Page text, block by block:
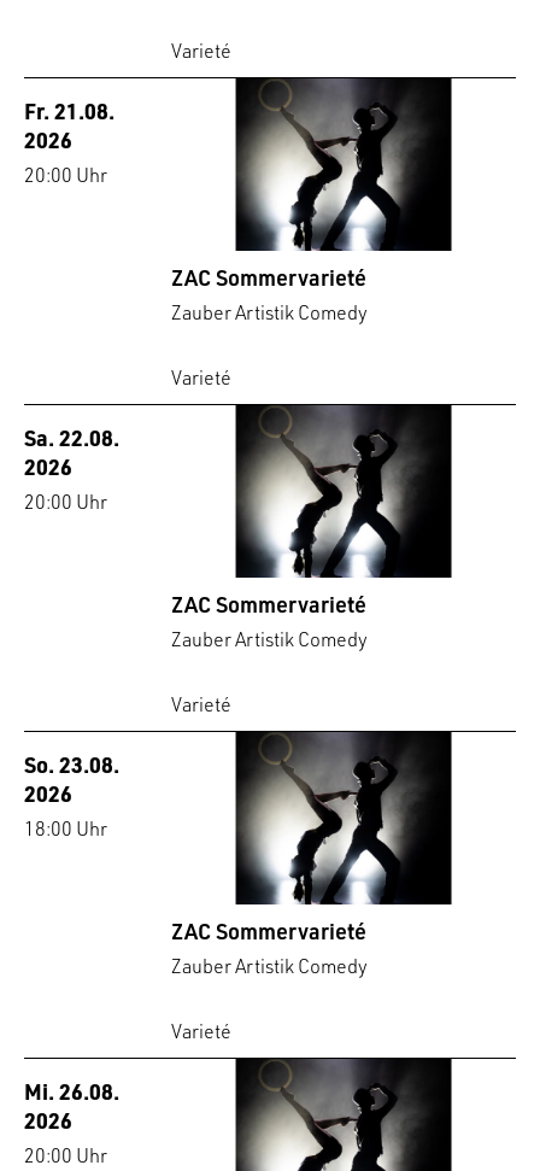
Varieté
Fr. 21.08.
2026
20:00 Uhr
ZAC Sommervarieté
Zauber Artistik Comedy
Varieté
Sa. 22.08.
2026
20:00 Uhr
ZAC Sommervarieté
Zauber Artistik Comedy
Varieté
So. 23.08.
2026
18:00 Uhr
ZAC Sommervarieté
Zauber Artistik Comedy
Varieté
Mi. 26.08.
2026
20:00 Uhr